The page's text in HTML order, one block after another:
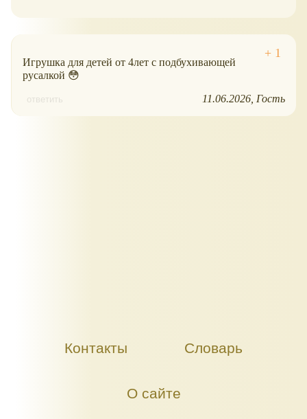
Игрушка для детей от 4лет с подбухивающей
русалкой 😳
ответить 11.06.2026 Гость
Контакты Словарь
О сайте